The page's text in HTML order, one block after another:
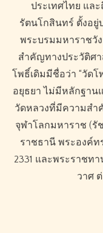
ประเทศไทย แล
รัตนโกสินทร์ ตั้งอยู่
พระบรมมหาราชวั
สำคัญทางประวัติศ
โพธิ์เดิมมีชื่อว่า “วัด
อยุธยา ไม่มีหลักฐาน
วัดหลวงที่มีความสำ
จุฬาโลกมหาราช (รั
ราชธานี พระองค์
2331 และพระราชท
วาศ